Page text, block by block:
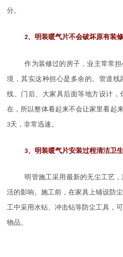
分。
2、明装暖气片不会破坏原有装
作为装修过的房子，业主常常
境，其实这种担心是多余的。管道线
线、门后、大家具后面等地方设计
在，所以整体看起来不会让家里看起
3天，非常迅速。
3、明装暖气片安装过程清洁卫生
明管施工采用最新的无尘工艺
活的影响。施工前，在家具上铺设防
工中采用水钻、冲击钻等防尘工具，
物品。